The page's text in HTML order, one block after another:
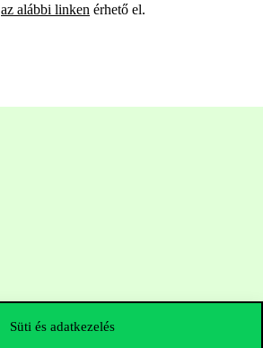
Süti és adatkezelés
az alábbi linken érhető el.